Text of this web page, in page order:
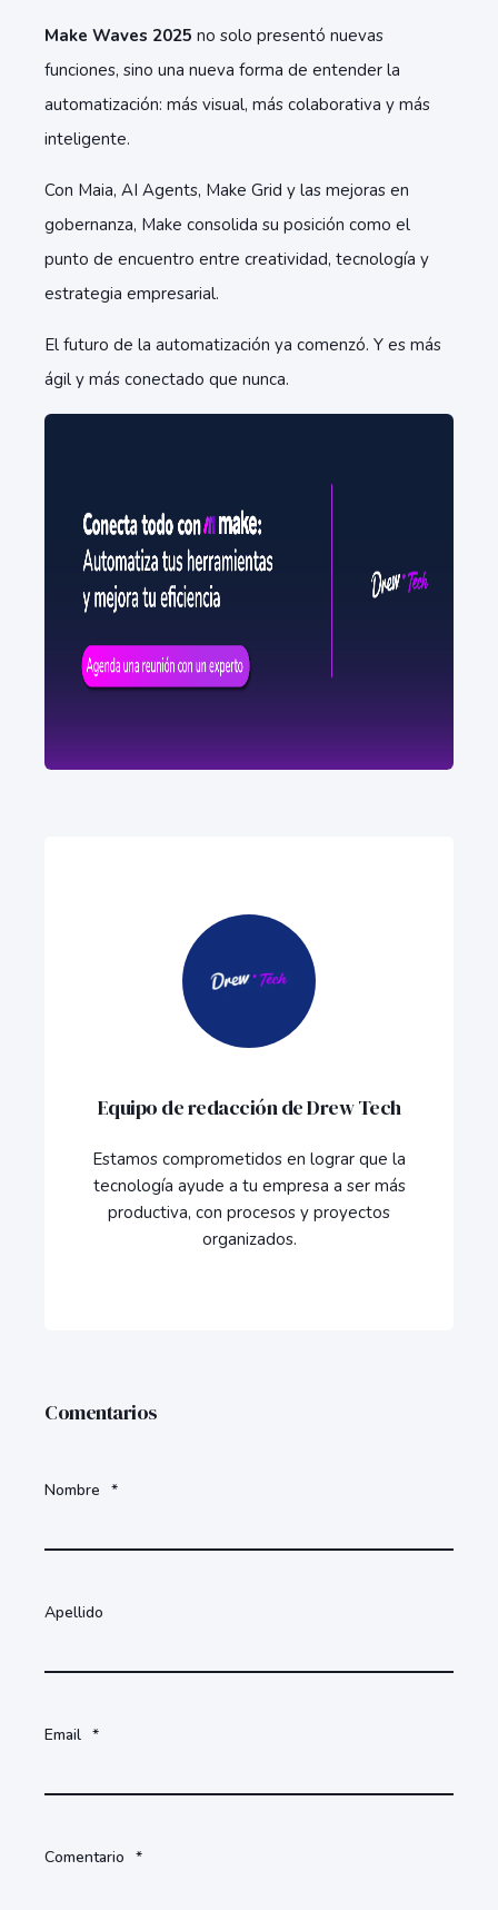
Make Waves 2025 no solo presentó nuevas
funciones, sino una nueva forma de entender la
automatización: más visual, más colaborativa y más
inteligente.
Con Maia, AI Agents, Make Grid y las mejoras en
gobernanza, Make consolida su posición como el
punto de encuentro entre creatividad, tecnología y
estrategia empresarial.
El futuro de la automatización ya comenzó. Y es más
ágil y más conectado que nunca.
Equipo de redacción de Drew Tech
Estamos comprometidos en lograr que la
tecnología ayude a tu empresa a ser más
productiva, con procesos y proyectos
organizados.
Comentarios
Nombre *
Apellido
Email *
Comentario *